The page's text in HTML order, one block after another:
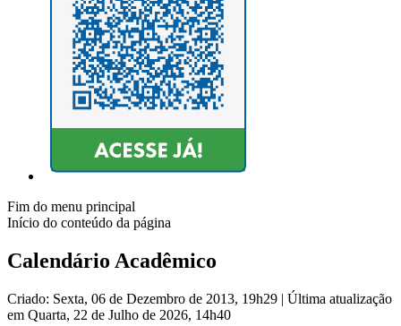
Fim do menu principal
Início do conteúdo da página
Calendário Acadêmico
Criado: Sexta, 06 de Dezembro de 2013, 19h29 | Última atualização
em Quarta, 22 de Julho de 2026, 14h40